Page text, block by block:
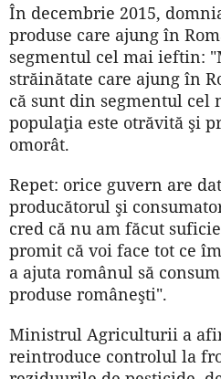
În decembrie 2015,
produse care ajung în
segmentul cel mai ieftin:
străinătate care ajung în
că sunt din segmentul cel
populaţia este otrăvită şi
omorât.
Repet: orice guvern are
producătorul şi
cred că nu am făcut
promit că voi face tot ce
a ajuta românul să
produse româneşti".
Ministrul Agriculturii a
reintroduce controlul la